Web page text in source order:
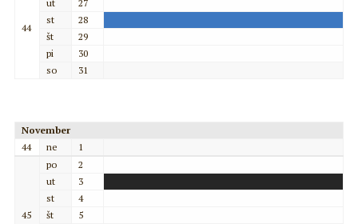
44
ut
27
st
28
št
29
pi
30
so
31
November
44
ne 1
45
po
2
ut
3
st
4
št
5